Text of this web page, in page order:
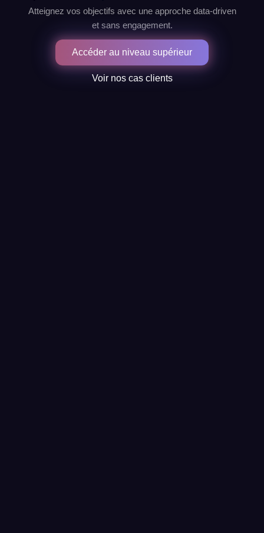
Atteignez vos objectifs avec une approche data-driven
et sans engagement.
Accéder au niveau supérieur
Voir nos cas clients